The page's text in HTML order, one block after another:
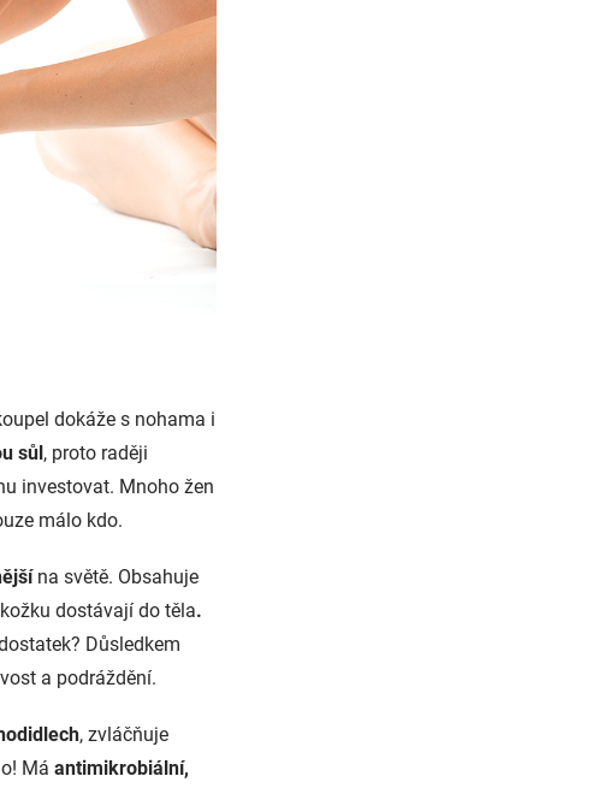
dokáže s nohama i
sůl, proto raději
investovat. Mnoho žen
málo kdo.
na světě. Obsahuje
dostávají do těla.
Důsledkem
a podráždění.
, zvláčňuje
Má antimikrobiální,